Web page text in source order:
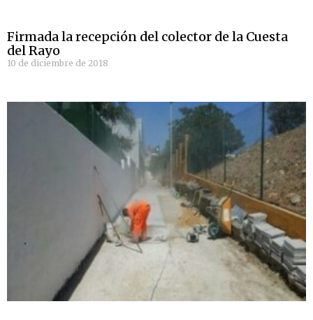
Firmada la recepción del colector de la Cuesta
del Rayo
10 de diciembre de 2018